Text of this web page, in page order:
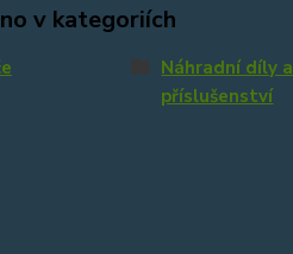
v kategoriích
Náhradní díly a
příslušenství